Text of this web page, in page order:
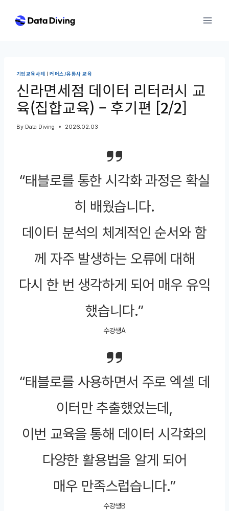
기업교육사례 |커머스/유통사 교육
신라면세점 데이터 리터러시 교
육(집합교육) – 후기편 [2/2]
By Data Diving 2026.02.03
“태블로를 통한 시각화 과정은 확실
히 배웠습니다.
데이터 분석의 체계적인 순서와 함
께 자주 발생하는 오류에 대해
다시 한 번 생각하게 되어 매우 유익
했습니다.”
수강생A
“태블로를 사용하면서 주로 엑셀 데
이터만 추출했었는데,
이번 교육을 통해 데이터 시각화의
다양한 활용법을 알게 되어
매우 만족스럽습니다.”
수강생B